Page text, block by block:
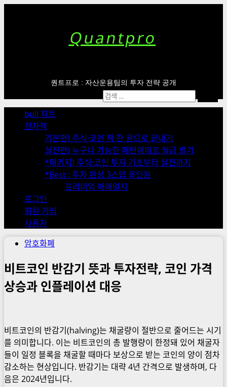
Quantpro
퀀트프로 : 자산운용팀의 투자 전략 공개
Menu
bull 차트
전자책
기본편) 주식·코인 책 한 권으로 끝내기
실전편) 누구나 가능한 패턴매매로 월급 벌기
*패키지) 주식·코인 투자 기초부터 실전까지
*Best : 투자 완성 3스텝 올인원
프리미엄 매매일지
로그인
회원 가입
사용자
검
색:
암호화폐
비트코인 반감기 뜻과 투자전략, 코인 가격
상승과 인플레이션 대응
비트코인의 반감기(halving)는 채굴량이 절반으로 줄어드는 시기
를 의미합니다. 이는 비트코인의 총 발행량이 한정돼 있어 채굴자
들이 일정 블록을 채굴할 때마다 보상으로 받는 코인의 양이 점차
감소하는 현상입니다. 반감기는 대략 4년 간격으로 발생하며, 다
음은 2024년입니다.